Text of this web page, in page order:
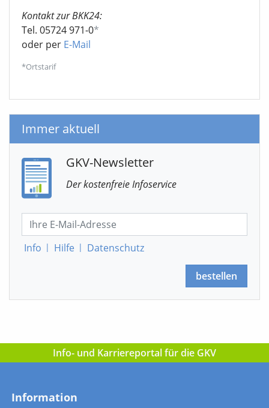
Kontakt zur BKK24:
Tel. 05724 971-0*
oder per E-Mail
*Ortstarif
Immer aktuell
GKV-Newsletter
Der kostenfreie Infoservice
Info | Hilfe | Datenschutz
bestellen
Info- und Karriereportal für die GKV
Information